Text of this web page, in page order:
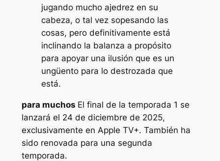
jugando mucho ajedrez en su
cabeza, o tal vez sopesando las
cosas, pero definitivamente está
inclinando la balanza a propósito
para apoyar una ilusión que es un
ungüento para lo destrozada que
está.
para muchos El final de la temporada 1 se
lanzará el 24 de diciembre de 2025,
exclusivamente en Apple TV+. También ha
sido renovada para una segunda
temporada.